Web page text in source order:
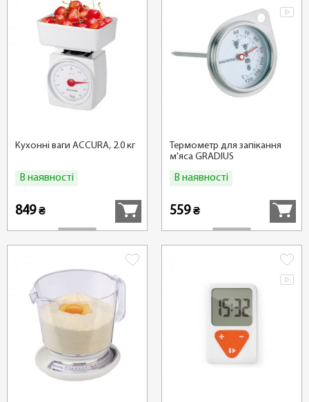
Кухонні ваги ACCURA, 2.0 кг
В наявності
849₴
Термометр для запікання
м'яса GRADIUS
В наявності
559₴